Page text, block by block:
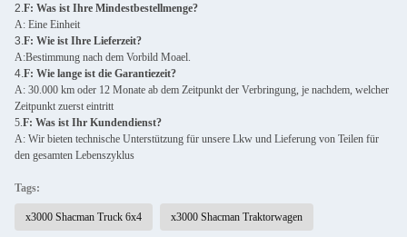
2. F: Was ist Ihre Mindestbestellmenge?
A: Eine Einheit
3. F: Wie ist Ihre Lieferzeit?
A:Bestimmung nach dem Vorbild Moael.
4. F: Wie lange ist die Garantiezeit?
A: 30.000 km oder 12 Monate ab dem Zeitpunkt der Verbringung, je nachdem, welcher
Zeitpunkt zuerst eintritt
5. F: Was ist Ihr Kundendienst?
A: Wir bieten technische Unterstützung für unsere Lkw und Lieferung von Teilen für
den gesamten Lebenszyklus
Tags:
x3000 Shacman Truck 6x4 x3000 Shacman Traktorwagen